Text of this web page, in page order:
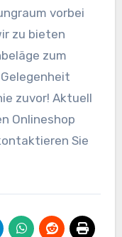
vorbei
zu bieten
zum
zuvor! Aktuell
Onlineshop
Sie